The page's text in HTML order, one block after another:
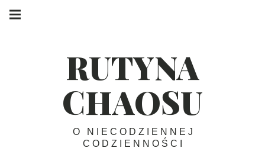
Skip
RUTYNA
CHAOSU
O NIECODZIENNEJ
CODZIENNOŚCI
navigation